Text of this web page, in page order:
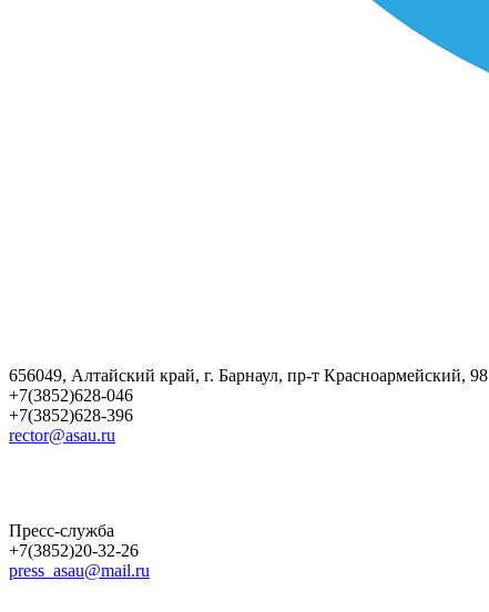
656049, Алтайский край, г. Барнаул, пр-т Красноармейский, 98
+7(3852)628-046
+7(3852)628-396
rector@asau.ru
Пресс-служба
+7(3852)20-32-26
press_asau@mail.ru